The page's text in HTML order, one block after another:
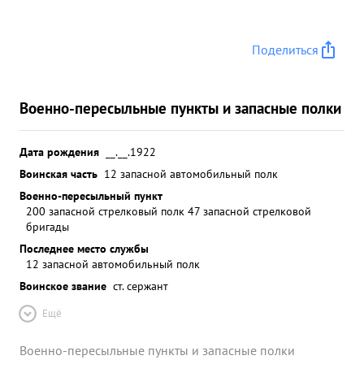
Поделиться
Военно-пересыльные пункты и запасные полки
Дата рождения
__.__.1922
Воинская часть 12 запасной автомобильный полк
Военно-пересыльный пункт
200 запасной стрелковый полк 47 запасной стрелковой
бригады
Последнее место службы
12 запасной автомобильный полк
Воинское звание ст. сержант
Ещё
Военно-пересыльные пункты и запасные полки